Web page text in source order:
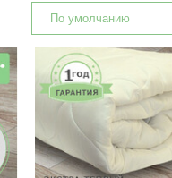
По умолчанию